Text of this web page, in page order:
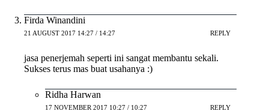
Firda Winandini
21 AUGUST 2017 14:27 / 14:27 REPLY
jasa penerjemah seperti ini sangat membantu sekali.
Sukses terus mas buat usahanya :)
Ridha Harwan
17 NOVEMBER 2017 10:27 / 10:27 REPLY